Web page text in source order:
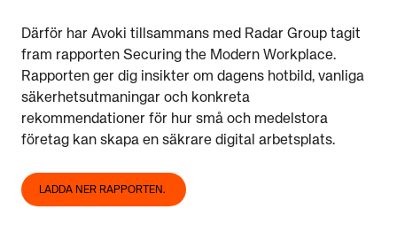
Därför har Avoki tillsammans med Radar Group tagit
fram rapporten Securing the Modern Workplace.
Rapporten ger dig insikter om dagens hotbild, vanliga
säkerhetsutmaningar och konkreta
rekommendationer för hur små och medelstora
företag kan skapa en säkrare digital arbetsplats.
LADDA NER RAPPORTEN.